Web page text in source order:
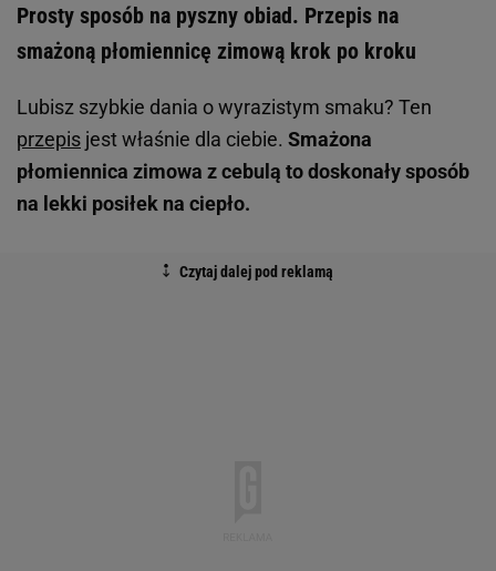
Prosty sposób na pyszny obiad. Przepis na
smażoną płomiennicę zimową krok po kroku
Lubisz szybkie dania o wyrazistym smaku? Ten
przepis jest właśnie dla ciebie. Smażona
płomiennica zimowa z cebulą to doskonały sposób
na lekki posiłek na ciepło.